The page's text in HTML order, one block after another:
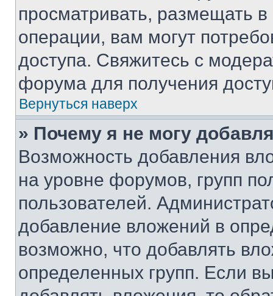
просматривать, размещать
операции, вам могут
доступа. Свяжитесь с
форума для получения
Вернуться наверх
» Почему я не могу
Возможность добавления
на уровне форумов, групп
пользователей.
добавление вложений в
возможно, что добавлять
определенных групп. Если